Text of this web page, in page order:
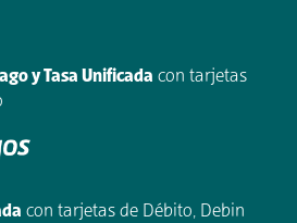
y Tasa Unificada con tarjetas
con tarjetas de Débito, Debin